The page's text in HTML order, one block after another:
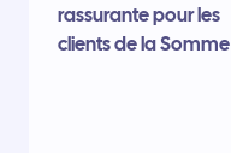
rassurante pour les
clients de la Somme